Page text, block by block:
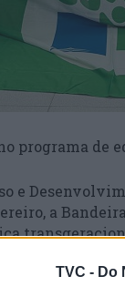
TVC - Do
de
e
a
Centro de
em meio